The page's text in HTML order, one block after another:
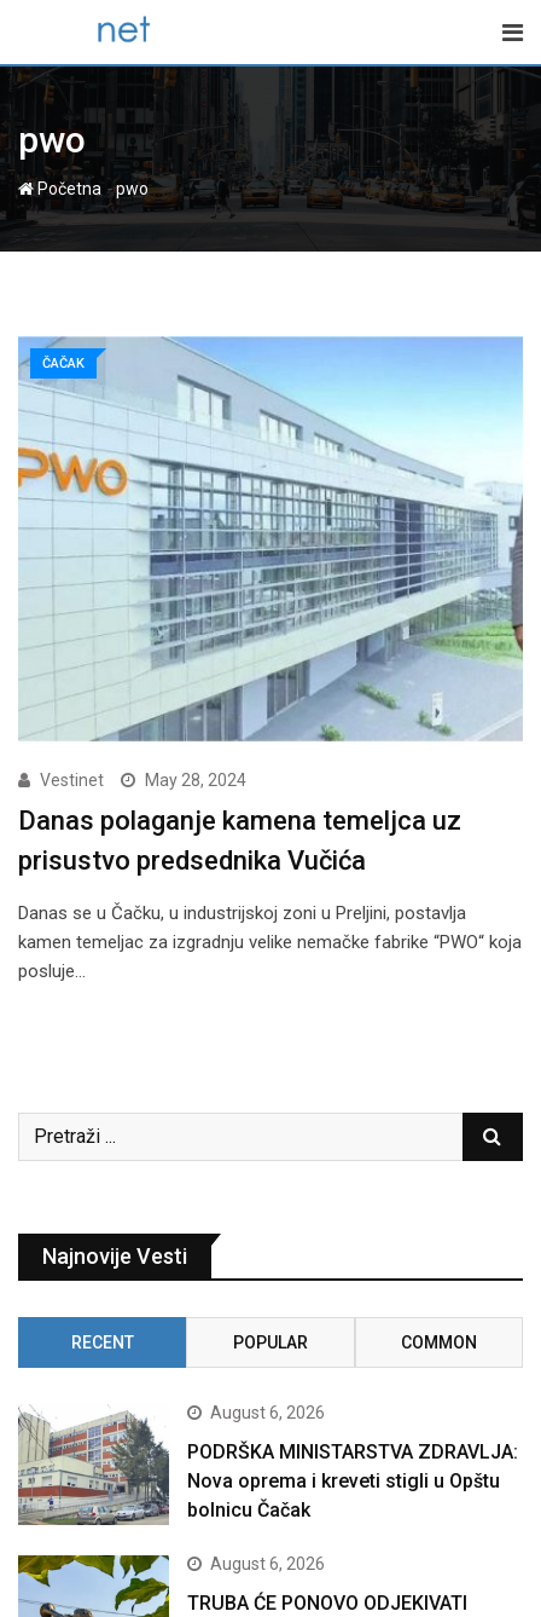
content
pwo
Početna -pwo
ČAČAK
Vestinet May 28, 2024
Danas polaganje kamena temeljca uz
prisustvo predsednika Vučića
Danas se u Čačku, u industrijskoj zoni u Preljini, postavlja
kamen temeljac za izgradnju velike nemačke fabrike “PWO“ koja
posluje…
Najnovije Vesti
RECENT POPULAR COMMON
August 6, 2026
PODRŠKA MINISTARSTVA ZDRAVLJA:
Nova oprema i kreveti stigli u Opštu
bolnicu Čačak
August 6, 2026
TRUBA ĆE PONOVO ODJEKIVATI